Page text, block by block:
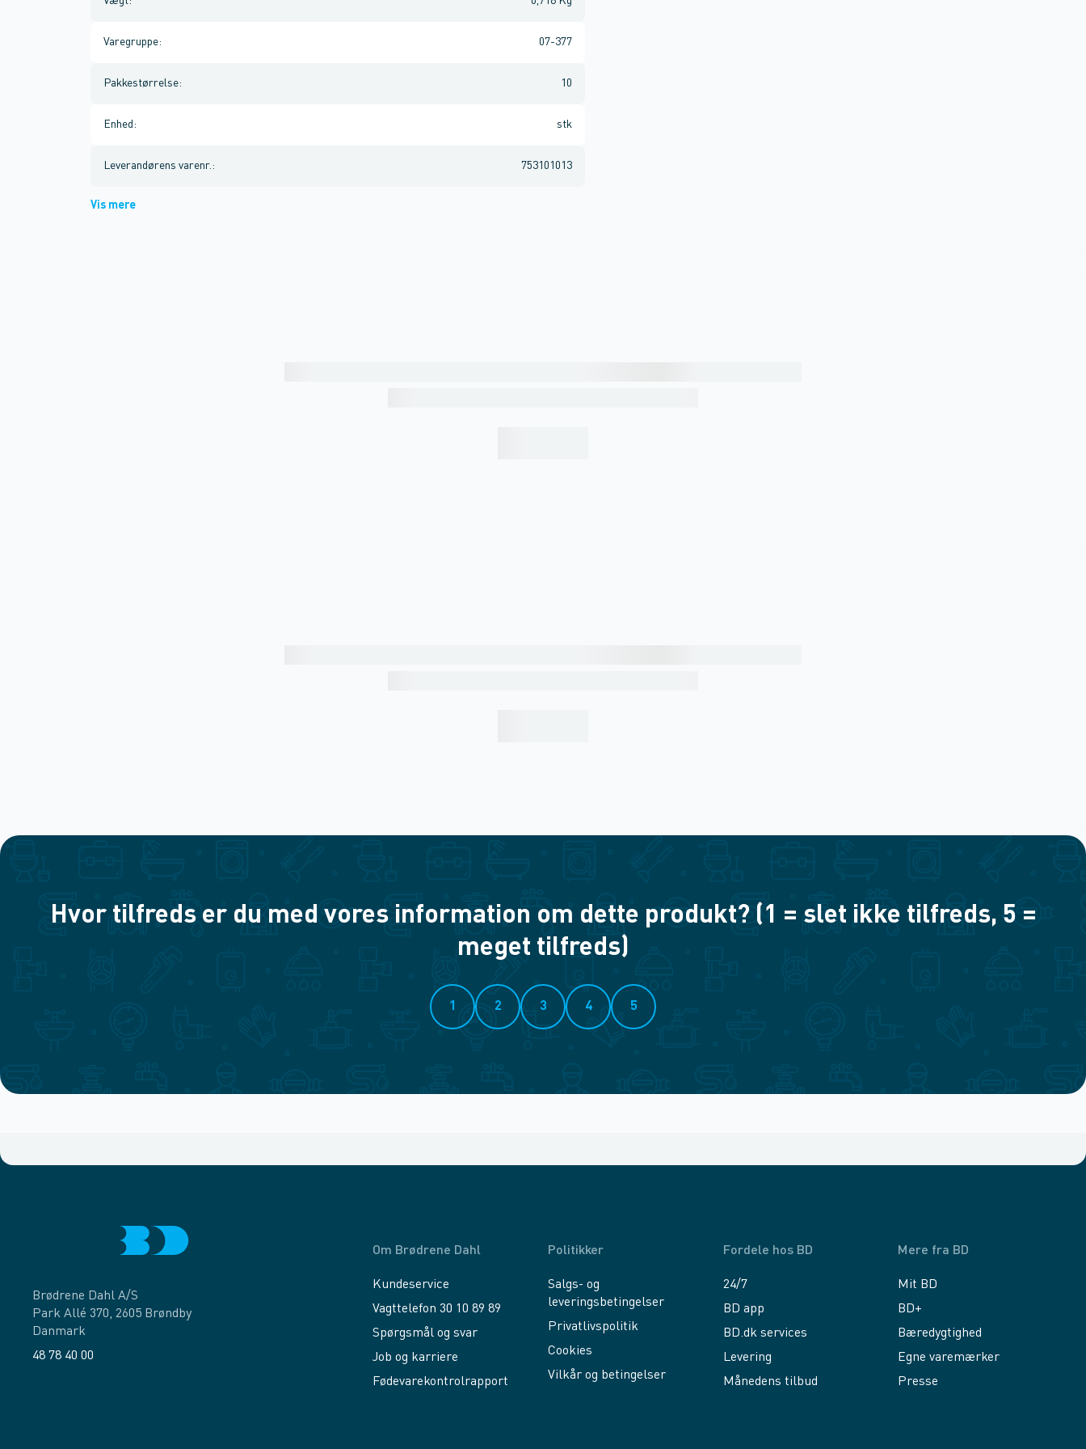
Varegruppe: 07-377
Pakkestørrelse: 10
Enhed : stk
Leverandørens varenr. : 753101013
Vis mere
Hvor tilfreds er du med vores information om dette produkt? (1 = slet ikke tilfreds, 5 =
meget tilfreds)
1 2 3 4 5
Brødrene Dahl A/S
Park Allé 370, 2605 Brøndby
Danmark
48 78 40 00
Om Brødrene Dahl
Kundeservice
Vagttelefon 30 10 89 89
Spørgsmål og svar
Job og karriere
Fødevarekontrolrapport
Politikker
Salgs- og
leveringsbetingelser
Privatlivspolitik
Cookies
Vilkår og betingelser
Fordele hos BD
24/7
BD app
BD.dk services
Levering
Månedens tilbud
Mere fra BD
Mit BD
BD+
Bæredygtighed
Egne varemærker
Presse